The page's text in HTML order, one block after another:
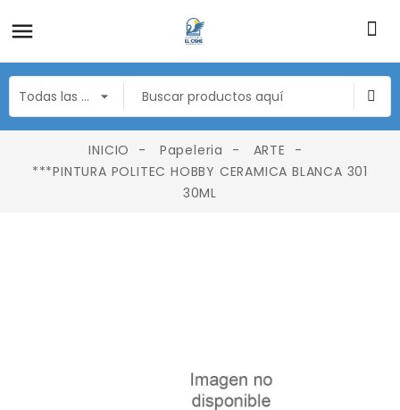
INICIO Papeleria
ARTE
***PINTURA POLITEC HOBBY CERAMICA BLANCA 301
30ML